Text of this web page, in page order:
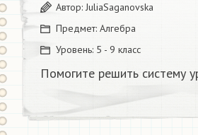
Автор: JuliaSaganovska
Предмет: Алгебра
Уровень: 5 - 9 класс
Помогите решить систему